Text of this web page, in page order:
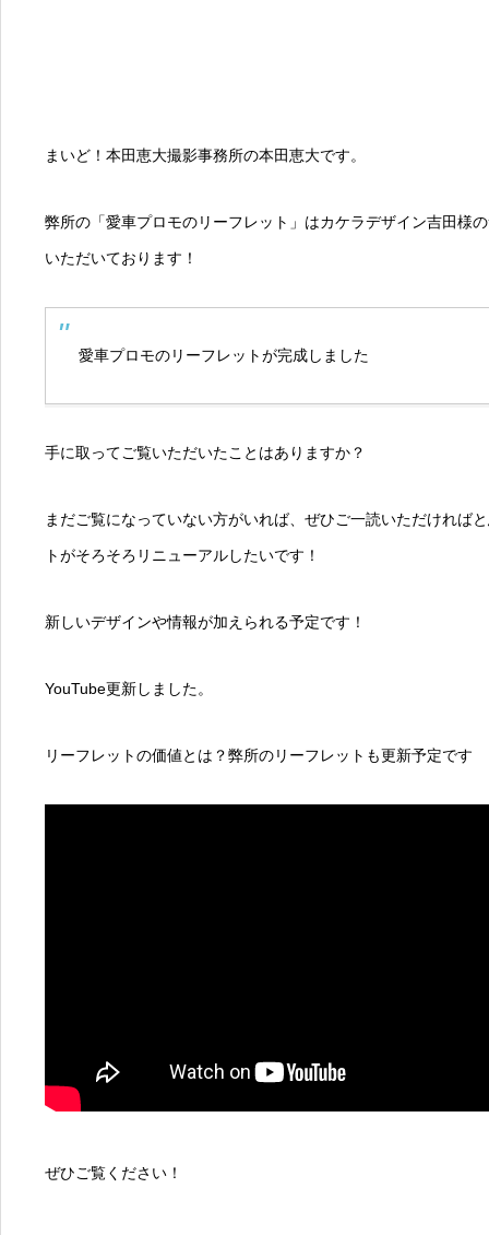
まいど！本田恵大撮影事務所の本田恵大です。
弊所の「愛車プロモのリーフレット」はカケラデザイン吉田様
いただいております！
愛車プロモのリーフレットが完成しました
手に取ってご覧いただいたことはありますか？
まだご覧になっていない方がいれば、ぜひご一読いただければ
トがそろそろリニューアルしたいです！
新しいデザインや情報が加えられる予定です！
YouTube更新しました。
リーフレットの価値とは？弊所のリーフレットも更新予定です
ぜひご覧ください！